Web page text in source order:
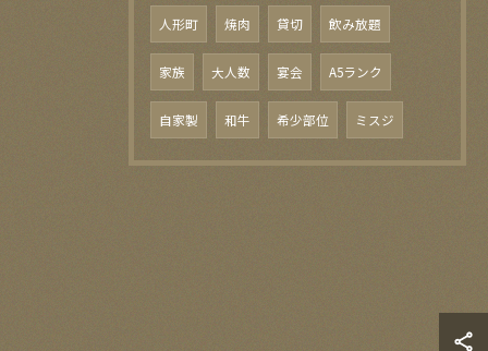
人形町 焼肉 貸切 飲み放題
家族 大人数 宴会 A5ランク
自家製 和牛 希少部位 ミスジ